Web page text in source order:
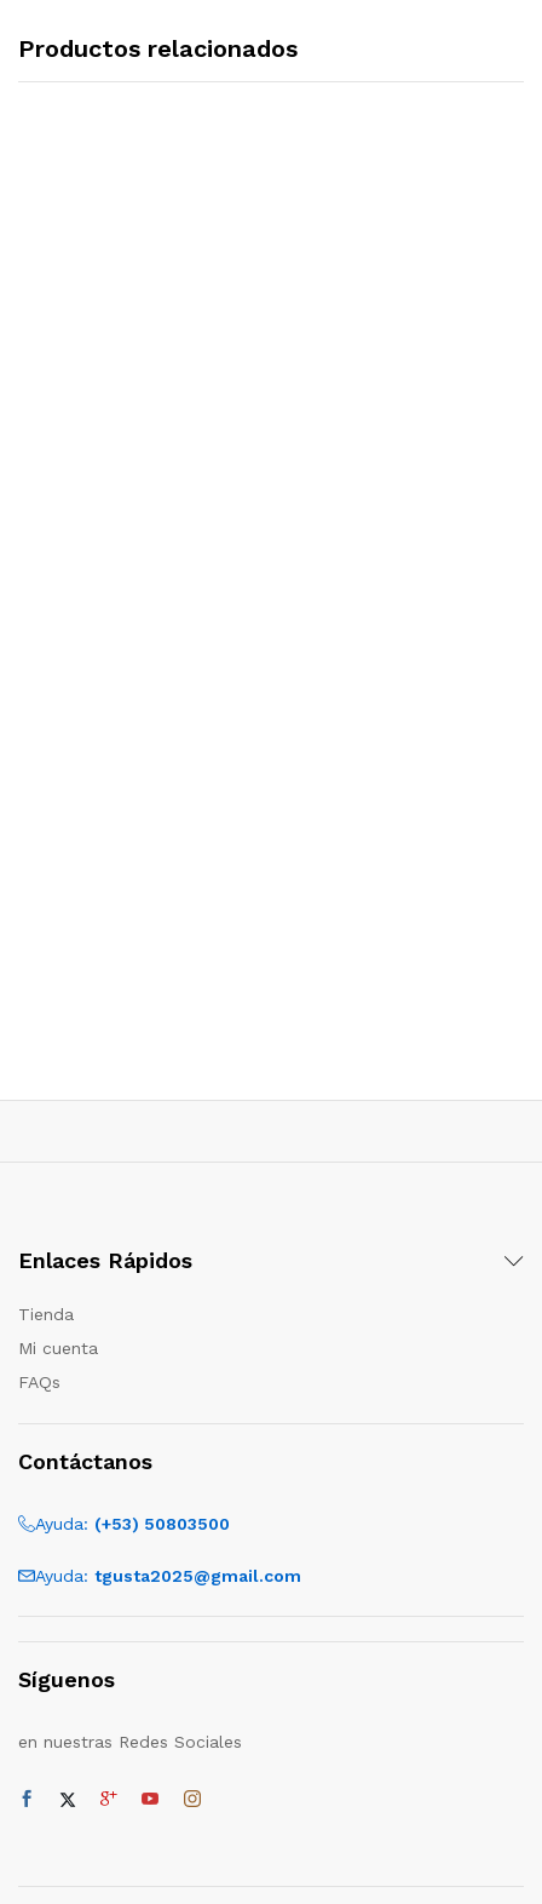
Productos relacionados
Enlaces Rápidos
Tienda
Mi cuenta
FAQs
Contáctanos
Ayuda: (+53) 50803500
Ayuda: tgusta2025@gmail.com
Síguenos
en nuestras Redes Sociales